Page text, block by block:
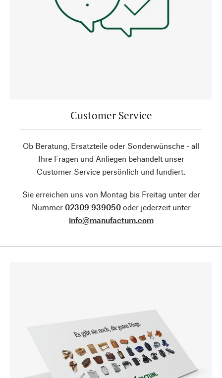
Customer Service
Ob Beratung, Ersatzteile oder Sonderwünsche - all
Ihre Fragen und Anliegen behandelt unser
Customer Service persönlich und fundiert.
Sie erreichen uns von Montag bis Freitag unter der
Nummer 02309 939050oder jederzeit unter
info@manufactum.com